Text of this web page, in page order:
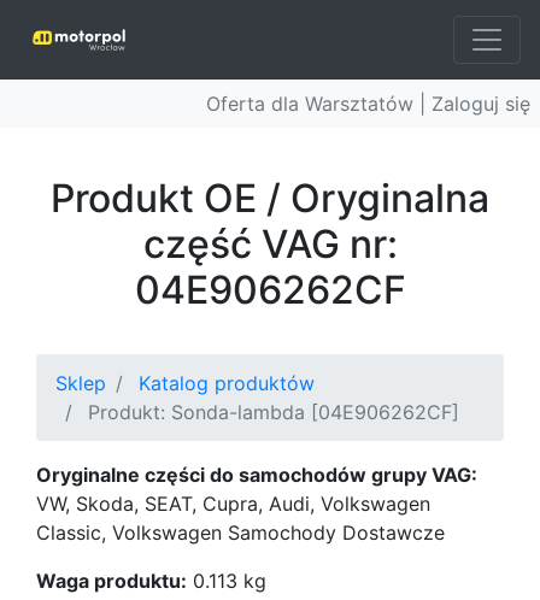
Oferta dla Warsztatów | Zaloguj się
Produkt OE / Oryginalna
część VAG nr:
04E906262CF
Sklep
Katalog produktów
Produkt: Sonda-lambda [04E906262CF]
Oryginalne części do samochodów grupy VAG:
VW, Skoda, SEAT, Cupra, Audi, Volkswagen
Classic, Volkswagen Samochody Dostawcze
Waga produktu: 0.113 kg